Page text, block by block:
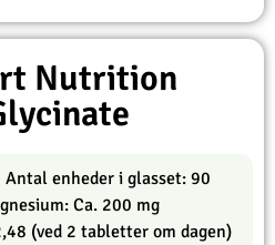
Nutrition
Antal enheder i glasset: 90
Ca. 200 mg
(ved 2 tabletter om dagen)